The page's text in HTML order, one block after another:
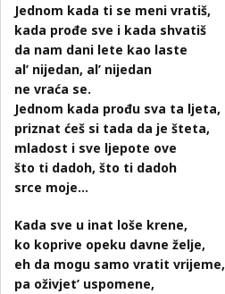
Jednom kada ti se meni vratiš,
kada prođe sve i kada shvatiš
da nam dani lete kao laste
al’ nijedan, al’ nijedan
ne vraća se.
Jednom kada prođu sva ta ljeta,
priznat ćeš si tada da je šteta,
mladost i sve ljepote ove
što ti dadoh, što ti dadoh
srce moje…
Kada sve u inat loše krene,
ko koprive opeku davne želje,
eh da mogu samo vratit vrijeme,
pa oživjet’ uspomene,